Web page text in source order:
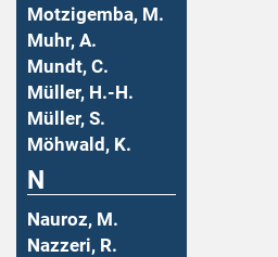
Motzigemba, M.
Muhr, A.
Mundt, C.
Müller, H.-H.
Müller, S.
Möhwald, K.
N
Nauroz, M.
Nazzeri, R.